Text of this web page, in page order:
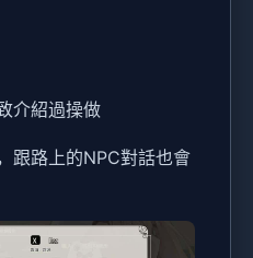
介紹過操做
跟路上的NPC對話也會